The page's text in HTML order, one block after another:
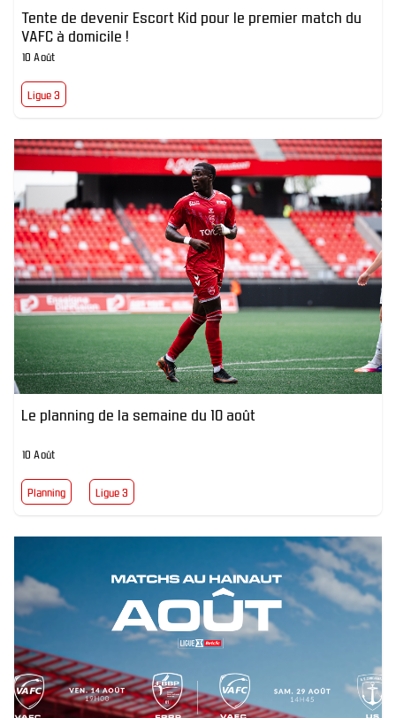
Tente de devenir Escort Kid pour le premier match du
VAFC à domicile !
10 Août
Ligue 3
Le planning de la semaine du 10 août
10 Août
Planning Ligue 3